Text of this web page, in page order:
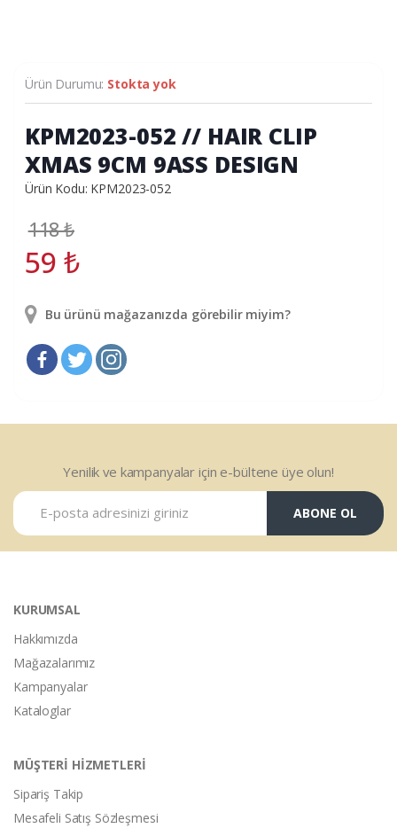
Ürün Durumu: Stokta yok
KPM2023-052 // HAIR CLIP
XMAS 9CM 9ASS DESIGN
Ürün Kodu: KPM2023-052
118₺
59 ₺
Bu ürünü mağazanızda görebilir miyim?
Yenilik ve kampanyalar için e-bültene üye olun!
ABONE OL
KURUMSAL
Hakkımızda
Mağazalarımız
Kampanyalar
Kataloglar
MÜŞTERİ HİZMETLERİ
Sipariş Takip
Mesafeli Satış Sözleşmesi